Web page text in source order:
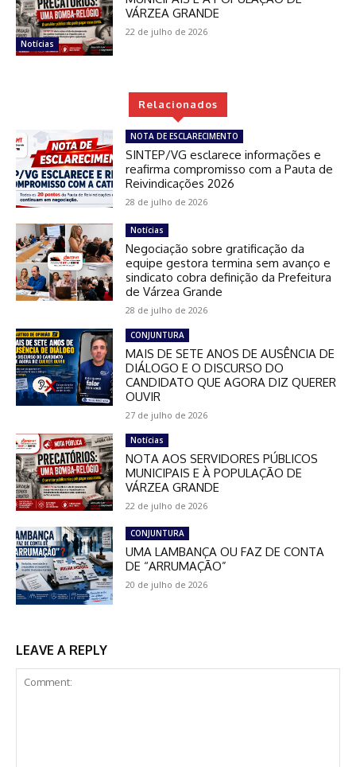
Notícias
VÁRZEA GRANDE
22 de julho de 2026
Relacionados
NOTA DE ESCLARECIMENTO
SINTEP/VG esclarece informações e
reafirma compromisso com a Pauta de
Reivindicações 2026
28 de julho de 2026
Notícias
Negociação sobre gratificação da
equipe gestora termina sem avanço e
sindicato cobra definição da Prefeitura
de Várzea Grande
28 de julho de 2026
CONJUNTURA
MAIS DE SETE ANOS DE AUSÊNCIA DE
DIÁLOGO E O DISCURSO DO
CANDIDATO QUE AGORA DIZ QUERER
OUVIR
27 de julho de 2026
Notícias
NOTA AOS SERVIDORES PÚBLICOS
MUNICIPAIS E À POPULAÇÃO DE
VÁRZEA GRANDE
22 de julho de 2026
CONJUNTURA
UMA LAMBANÇA OU FAZ DE CONTA
DE “ARRUMAÇÃO”
20 de julho de 2026
LEAVE A REPLY